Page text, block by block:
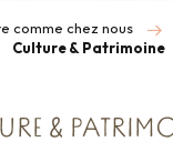
comme chez nous
Culture & Patrimoine
&